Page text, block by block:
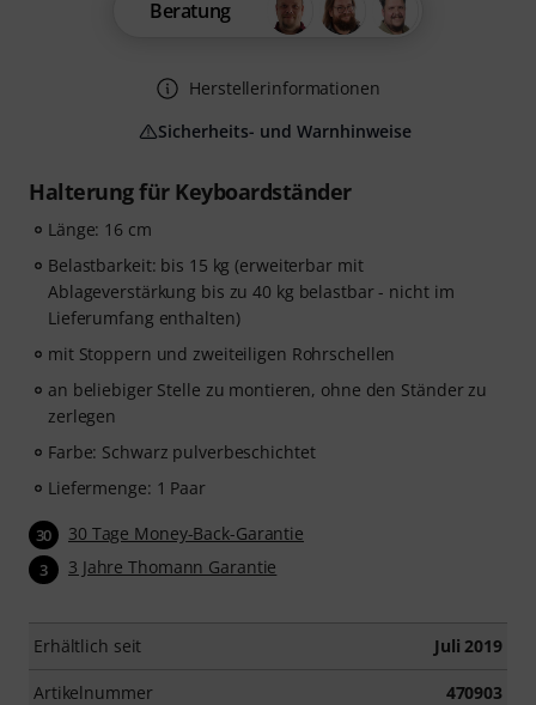
Halterung für Keyboardständer
Länge: 16 cm
Belastbarkeit: bis 15 kg (erweiterbar mit
Ablageverstärkung bis zu 40 kg belastbar - nicht im
Lieferumfang enthalten)
mit Stoppern und zweiteiligen Rohrschellen
an beliebiger Stelle zu montieren, ohne den Ständer zu
zerlegen
Farbe: Schwarz pulverbeschichtet
Liefermenge: 1 Paar
30 30 Tage Money-Back-Garantie
3 3 Jahre Thomann Garantie
Erhältlich seit Juli 2019
Artikelnummer 470903
Beratung
Herstellerinformationen
Sicherheits- und Warnhinweise